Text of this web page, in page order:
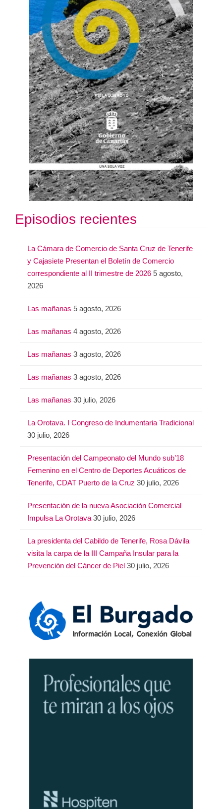
Episodios recientes
La Cámara de Comercio de Santa Cruz de Tenerife
y Cajasiete Presentan el Boletín de Comercio
correspondiente al II trimestre de 2026 5 agosto,
2026
Las mañanas 5 agosto, 2026
Las mañanas 4 agosto, 2026
Las mañanas 3 agosto, 2026
Las mañanas 3 agosto, 2026
Las mañanas 30 julio, 2026
La Orotava. I Congreso de Indumentaria Tradicional
30 julio, 2026
Presentación del Campeonato del Mundo sub’18
Femenino en el Centro de Deportes Acuáticos de
Tenerife, CDAT Puerto de la Cruz 30 julio, 2026
Presentación de la nueva Asociación Comercial
Impulsa La Orotava 30 julio, 2026
La presidenta del Cabildo de Tenerife, Rosa Dávila
visita la carpa de la III Campaña Insular para la
Prevención del Cáncer de Piel 30 julio, 2026